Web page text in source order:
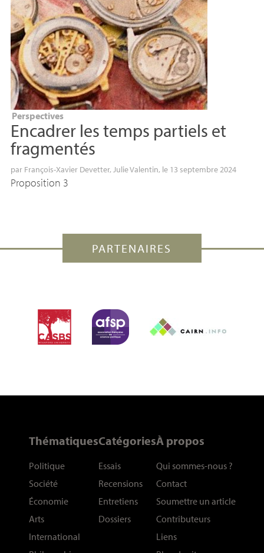
Perspectives
Encadrer les temps partiels et
fragmentés
par François-Xavier Devetter, Julie Valentin, le 13 septembre 2024
Proposition 3
PARTENAIRES
Thématiques
Politique
Société
Économie
Arts
International
Catégories
Essais
Recensions
Entretiens
Dossiers
À propos
Qui sommes-nous ?
Contact
Soumettre un article
Contributeurs
Liens